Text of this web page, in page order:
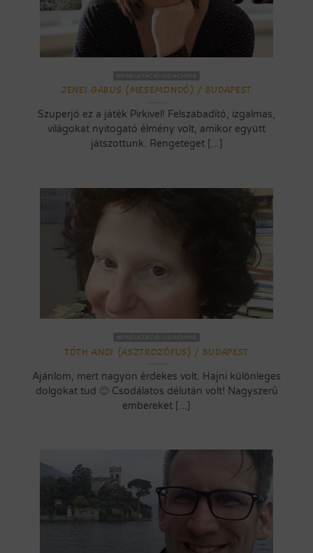
JENEI GABUS (MESEMONDÓ) / BUDAPEST
Szuperjó ez a játék Pirkivel! Felszabadító, izgalmas,
világokat nyitogató élmény volt, amikor együtt
játszottunk. Rengeteget [...]
TÓTH ANDI (ASZTROZÓFUS) / BUDAPEST
Ajánlom, mert nagyon érdekes volt. Hajni különleges
dolgokat tud 🙂 Csodálatos délután volt! Nagyszerű
embereket [...]